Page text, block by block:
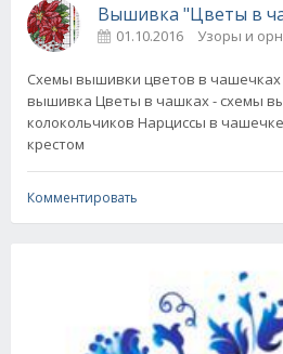
Вышивка "Цветы в
01.10.2016 Узоры и
Схемы вышивки цветов в чашечках Фиалки в чашечке:
вышивка Цветы в чашках - схемы вышивки крестом
колокольчиков Нарциссы в чашечке - схема вышивки
крестом
Комментировать